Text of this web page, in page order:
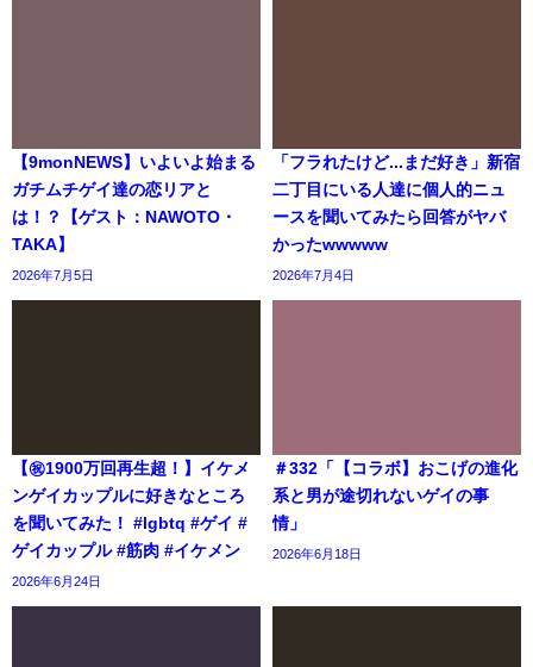
【9monNEWS】いよいよ始まる
ガチムチゲイ達の恋リアと
は！？【ゲスト：NAWOTO・
TAKA】
2026年7月5日
「フラれたけど...まだ好き」新宿
二丁目にいる人達に個人的ニュ
ースを聞いてみたら回答がヤバ
かったwwwww
2026年7月4日
【㊗️1900万回再生超！】イケメ
ンゲイカップルに好きなところ
を聞いてみた！ #lgbtq #ゲイ #
ゲイカップル #筋肉 #イケメン
2026年6月24日
＃332「【コラボ】おこげの進化
系と男が途切れないゲイの事
情」
2026年6月18日